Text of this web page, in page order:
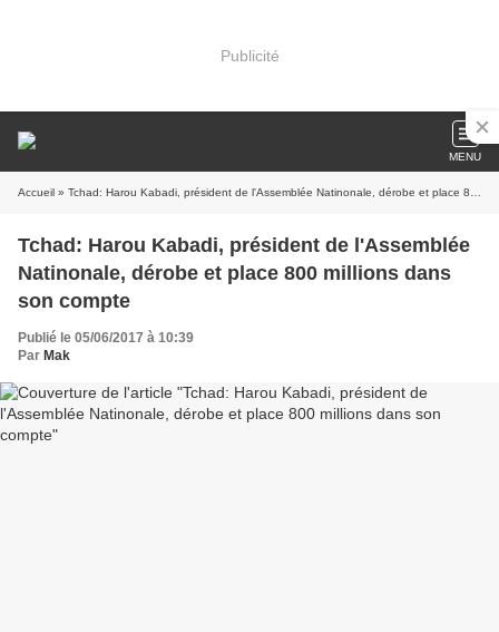
Publicité
MENU
Accueil » Tchad: Harou Kabadi, président de l'Assemblée Natinonale, dérobe et place 800 millions dans son compte
Tchad: Harou Kabadi, président de l'Assemblée
Natinonale, dérobe et place 800 millions dans
son compte
Publié le 05/06/2017 à 10:39
Par Mak